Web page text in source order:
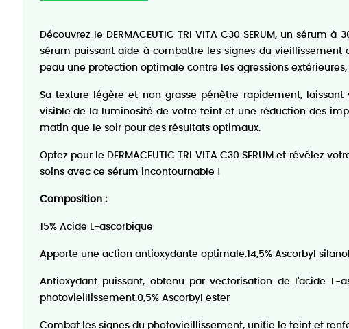
Découvrez le DERMACEUTIC TRI VITA C30 SERUM, un
sérum puissant aide à combattre les signes du
peau une protection optimale contre les agressions
Sa texture légère et non grasse pénètre rapidement,
visible de la luminosité de votre teint et une réduction des
matin que le soir pour des résultats optimaux.
Optez pour le DERMACEUTIC TRI VITA C30 SERUM et
soins avec ce sérum incontournable !
Composition :
15% Acide L-ascorbique
Apporte une action antioxydante optimale.14,5% Ascorbyl silanol
Antioxydant puissant, obtenu par vectorisation de l'acide
photovieillissement.0,5% Ascorbyl ester
Combat les signes du photovieillissement, unifie le teint et